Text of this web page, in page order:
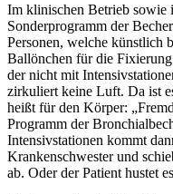
Im klinischen Betrieb sowie
Sonderprogramm der
Personen, welche künstlich
Ballönchen für die
der nicht mit
zirkuliert keine Luft. Da ist
heißt für den Körper:
Programm der
Intensivstationen kommt
Krankenschwester und
ab. Oder der Patient hustet